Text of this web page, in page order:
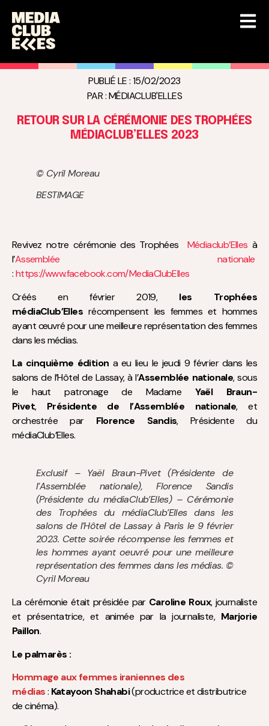
PUBLIÉ LE :15/02/2023
PAR :MÉDIACLUB'ELLES
RETOUR SUR LA CÉRÉMONIE DES TROPHÉES
MÉDIACLUB’ELLES 2023
© Cyril Moreau
BESTIMAGE
Revivez notre cérémonie des Trophées Médiaclub’Elles à
l’Assemblée nationale
:https://www.facebook.com/MediaClubElles
Créés en février 2019, les Trophées
médiaClub’Elles récompensent les femmes et hommes
ayant œuvré pour une meilleure représentation des femmes
dans les médias.
La cinquième édition a eu lieu le jeudi 9 février dans les
salons de l’Hôtel de Lassay, à l’Assemblée nationale, sous
le haut patronage de Madame Yaël Braun-
Pivet, Présidente de l’Assemblée nationale, et
orchestrée par Florence Sandis, Présidente du
médiaClub’Elles.
Exclusif – Yaël Braun-Pivet (Présidente de
l’Assemblée nationale), Florence Sandis
(Présidente du médiaClub’Elles) – Cérémonie
des Trophées du médiaClub’Elles dans les
salons de l’Hôtel de Lassay à Paris le 9 février
2023. Cette soirée récompense les femmes et
les hommes ayant oeuvré pour une meilleure
représentation des femmes dans les médias. ©
Cyril Moreau
La cérémonie était présidée par Caroline Roux, journaliste
et présentatrice, et animée par la journaliste, Marjorie
Paillon.
Le palmarès :
Hommage aux femmes iraniennes des
médias: Katayoon Shahabi(productrice et distributrice
de cinéma).